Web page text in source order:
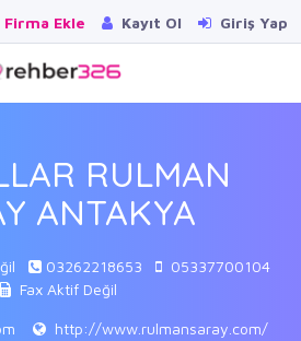
Firma Ekle Kayıt Ol Giriş Yap
RULMAN
ANTAKYA
03262218653
05337700104
Fax Aktif Değil
http://www.rulmansaray.com/